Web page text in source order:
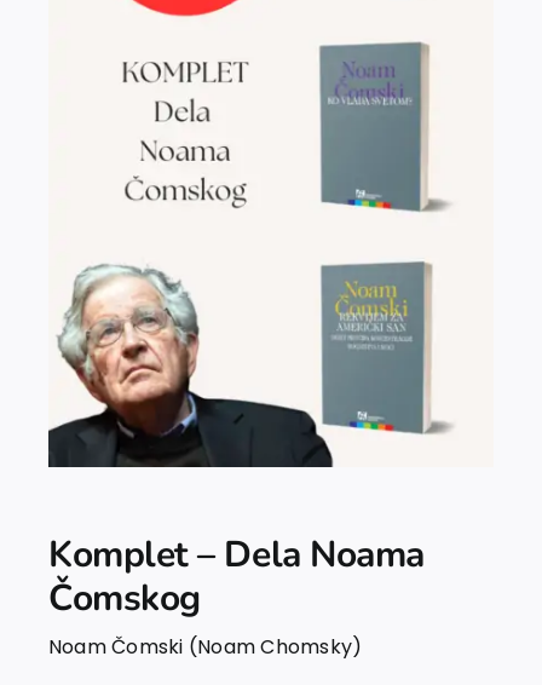
EU PROJEKTI
Komplet – Dela Noama
Čomskog
Noam Čomski (Noam Chomsky)